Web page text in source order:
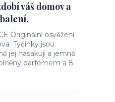
váš domov a
Originální osvěžení
Tyčinky jsou
jej nasakují a jemně
parfémem a 8